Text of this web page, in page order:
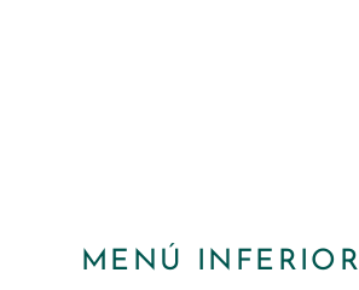
MENÚ INFERIOR